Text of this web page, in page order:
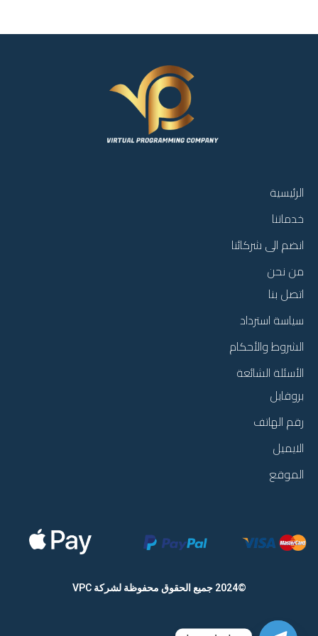
الرئيسية
خدماتنا
انضم الى شركائنا
من نحن
اتصل بنا
سياسة استرداد
الشروط والأحكام
الأسئلة الشائعة
بروفايل
رقم الهاتف
الايميل
الموقع
©2024 جميع الحقوق محفوظة لشركة VPC